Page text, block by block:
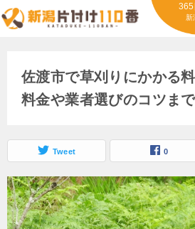
365
新
佐渡市で草刈りにかかる
料金や業者選びのコツま
Tweet 0